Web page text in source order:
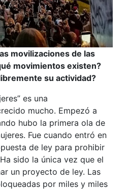
movilizaciones de las
movimientos existen?
su actividad?
es una
mucho. Empezó a
hubo la primera ola de
Fue cuando entró en
de ley para prohibir
sido la única vez que el
un proyecto de ley. Las
por miles y miles